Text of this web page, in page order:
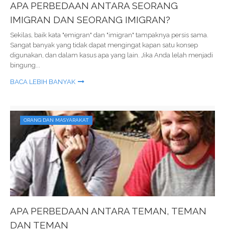
APA PERBEDAAN ANTARA SEORANG
IMIGRAN DAN SEORANG IMIGRAN?
Sekilas, baik kata "emigran" dan "imigran" tampaknya persis sama.
Sangat banyak yang tidak dapat mengingat kapan satu konsep
digunakan, dan dalam kasus apa yang lain. Jika Anda lelah menjadi
bingung...
BACA LEBIH BANYAK
ORANG DAN MASYARAKAT
APA PERBEDAAN ANTARA TEMAN, TEMAN
DAN TEMAN